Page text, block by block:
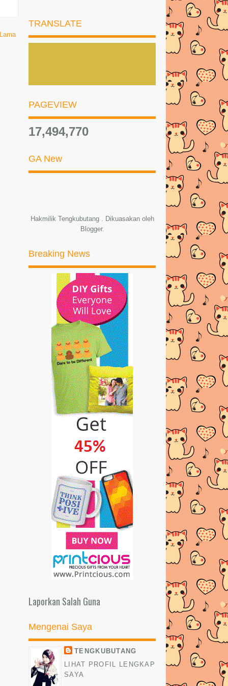
Kaca Mata Mengikut Bentuk Muka!
MUSK BLOSSOM MEMANG
Resepi Ayam Sambal Cili Garing
CUBA TEKA | TENGKUBUTANG
GIVEAWAY EMBUN BEAUTY
HOUSE BY T...
SENARAI PESERTA BIRTHDAY
GIVEAWAY EMBUN BEAUTY
HOU...
SEGMEN CUBA TEKA |
TENGKUBUTANG
KALENDAR TAKWIM
PERSEKOLAHAN TAHUN 2015
1 JUTA Pageview 1000 Entri
KALENDAR TAKWIM TARIKH
PENTING DALAM ISLAM TAHUN
2015
TIPS MUDAH BERSALIN
KALENDAR CUTI-CUTI UMUM 2015
DEMAM | MOHON MAAF DARI
TENGKUBUTANG
BIRTHDAY GIVEAWAY EMBUN
BEAUTY HOUSE BY
TENGKUBUTA...
BIRTHDAY GIVEAWAY EMBUN
BEAUTY HOUSE BY
TENGKUBUTANG
RESEPI IBU DALAM PANTANG |
BERSALIN
NORMAL/CAESAREAN
APA PERLU BUAT JIKA ANAK
DEMAM
Review : Sabun Al-Razi Serasi
Denganku... Terbaekkk!!
TRANSLATE
PAGEVIEW
17,494,770
GA New
Hakmilik Tengkubutang . Dikuasakan oleh
Blogger.
Breaking News
Laporkan Salah Guna
Mengenai Saya
TENGKUBUTANG
LIHAT PROFIL LENGKAP
SAYA